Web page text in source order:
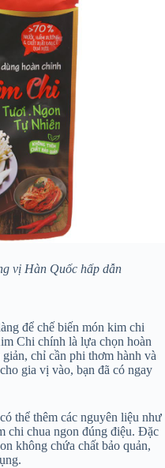
vị Hàn Quốc hấp dẫn
để chế biến món kim chi
Chi chính là lựa chọn hoàn
chỉ cần phi thơm hành và
gia vị vào, bạn đã có ngay
thể thêm các nguyên liệu như
chi chua ngon đúng điệu. Đặc
không chứa chất bảo quản,